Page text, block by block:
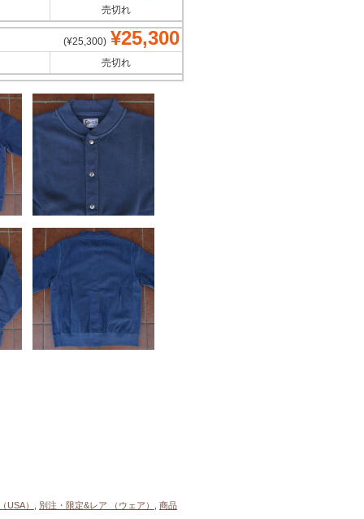
売切れ
(¥25,300) ¥25,300
売切れ
USA） 別注・限定&レア （ウェア）
商品